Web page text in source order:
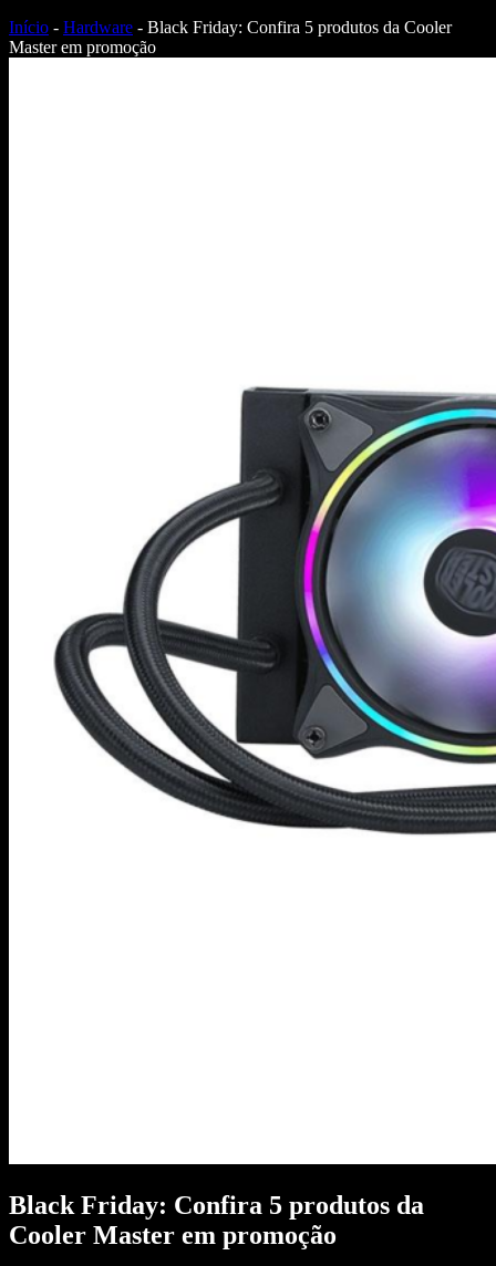
Início - Hardware - Black Friday: Confira 5 produtos da Cooler
Master em promoção
Black Friday: Confira 5 produtos da
Cooler Master em promoção